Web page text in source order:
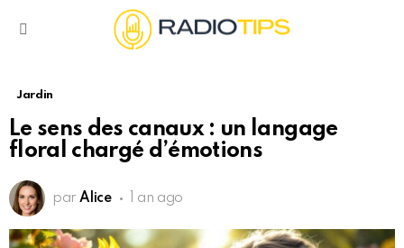
Jardin
Le sens des canaux : un langage
floral chargé d’émotions
par Alice 1 an ago